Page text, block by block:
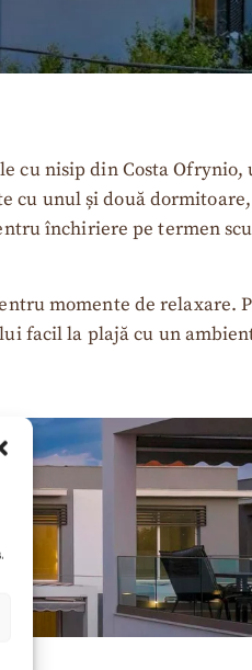
cu nisip din Costa Ofrynio,
cu unul și două
închiriere pe termen
momente de relaxare.
facil la plajă cu un